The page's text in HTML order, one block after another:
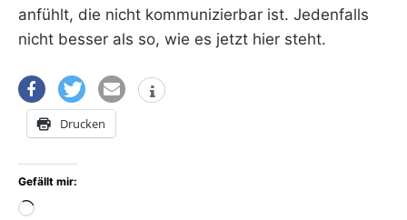
anfühlt, die nicht kommunizierbar ist. Jedenfalls
nicht besser als so, wie es jetzt hier steht.
Drucken
Gefällt mir:
Wird